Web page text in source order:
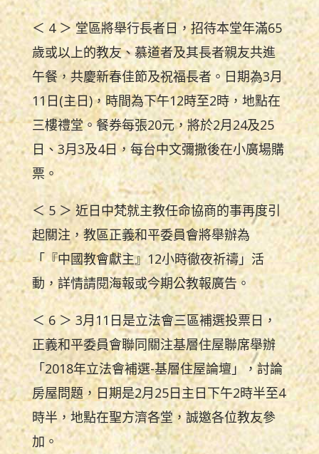
＜ 4 ＞ 堂區將舉行長者日，招待本堂年滿65
歲或以上的教友、慕道者及其長者親友共進
午餐，共慶新春佳節及祝福長者。日期為3月
11日(主日)，時間為下午12時至2時，地點在
三樓禮堂。餐券每張20元，將於2月24及25
日、3月3及4日，每台中文彌撒後在小廣場購
票。
＜ 5 ＞ 近日中梵就主教任命協商的事再度引
起關注，教區正義和平委員會將舉辦為
「『中國教會獻主』12小時徹夜祈禱」活
動，詳情請閱海報或今期公教報廣告。
＜ 6 ＞ 3月11日是立法會三區補選投票日，
正義和平委員會聯同關注基層住屋聯席舉辦
「2018年立法會補選-基層住屋論壇」，討論
房屋問題，日期是2月25日主日下午2時半至4
時半，地點在聖方濟各堂，誠邀各位教友參
加。